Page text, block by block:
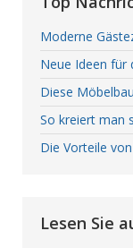
Moderne
Neue Ideen für
Diese
So kreiert man
Die Vorteile
Lesen Sie